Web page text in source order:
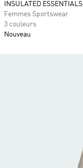
INSULATED ESSENTIALS
Femmes Sportswear
3 couleurs
Nouveau